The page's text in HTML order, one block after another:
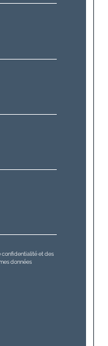
confidentialité et des
données